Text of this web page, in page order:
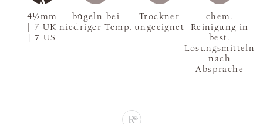
4½mm
| 7 UK
| 7 US
bügeln bei
niedriger Temp.
Trockner
ungeeignet
chem.
Reinigung in
best.
Lösungsmitteln
nach
Absprache